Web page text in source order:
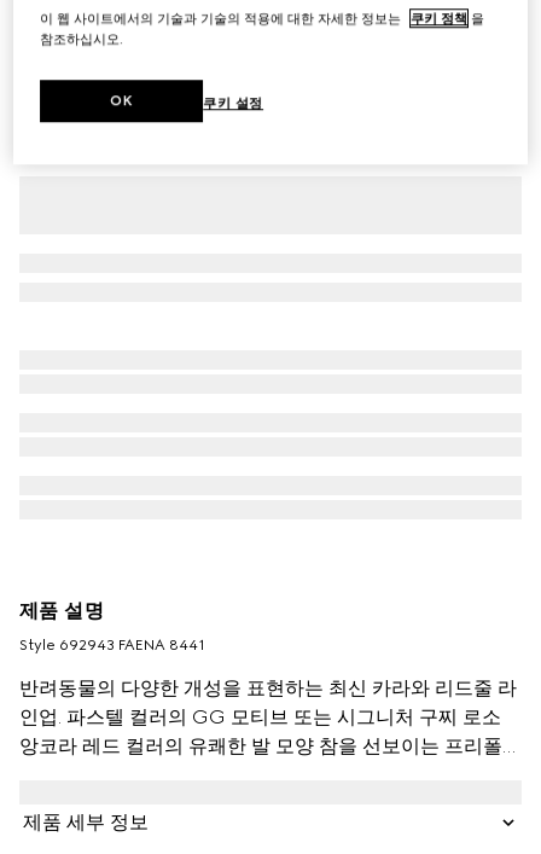
제품 설명
Style ‎692943 FAENA 8441
반려동물의 다양한 개성을 표현하는 최신 카라와 리드줄 라
인업. 파스텔 컬러의 GG 모티브 또는 시그니처 구찌 로소
앙코라 레드 컬러의 유쾌한 발 모양 참을 선보이는 프리폴
제품 세부 정보
이 웹 사이트에서의 기술과 기술의 적용에 대한 자세한 정보는 쿠키 정책 을
참조하십시오.
쿠키 설정
OK